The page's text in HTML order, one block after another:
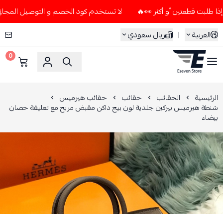
لا تستخدم كود الخصم و التوصيل المجاني " N7 " إلا إذا طلبت قطعتين أو أكثر 👀🔥
العربية
| ريال سعودي
ESEVEN STORE
0
الرئيسية الحقائب حقائب حقائب هيرميس
شنطة هيرميس بيركين جلدية لون بيج داكن مقبض مريح مع تعليقة حصان
بيضاء